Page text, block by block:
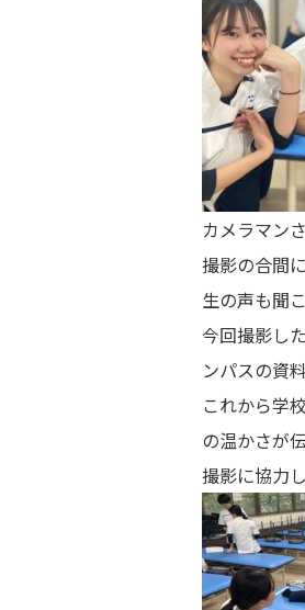
カメラマン
撮影の合間
生の声も聞
今回撮影し
ンパスの資
これから学
の温かさが
撮影に協力